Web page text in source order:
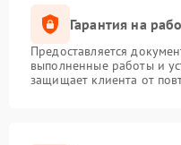
Гарантия на
Предоставляется
выполненные работы и
защищает клиента от